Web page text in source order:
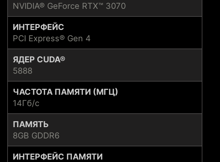
NVIDIA® GeForce RTX™ 3070
ИНТЕРФЕЙС
PCI Express® Gen 4
ЯДЕР CUDA®
5888
ЧАСТОТА ПАМЯТИ (МГЦ)
14Гб/с
ПАМЯТЬ
8GB GDDR6
ИНТЕРФЕЙС ПАМЯТИ